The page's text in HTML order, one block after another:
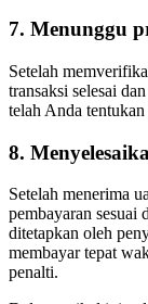
7. Menunggu
Setelah
transaksi selesai
telah Anda
8.
Setelah menerima
pembayaran sesuai
ditetapkan oleh
membayar tepat
penalti.